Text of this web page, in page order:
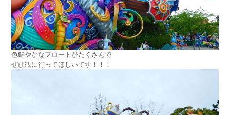
色鮮やかなフロートがたくさんで
ぜひ観に行ってほしいです！！！